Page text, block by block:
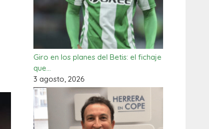
Giro en los planes del Betis: el fichaje
que…
3 agosto, 2026